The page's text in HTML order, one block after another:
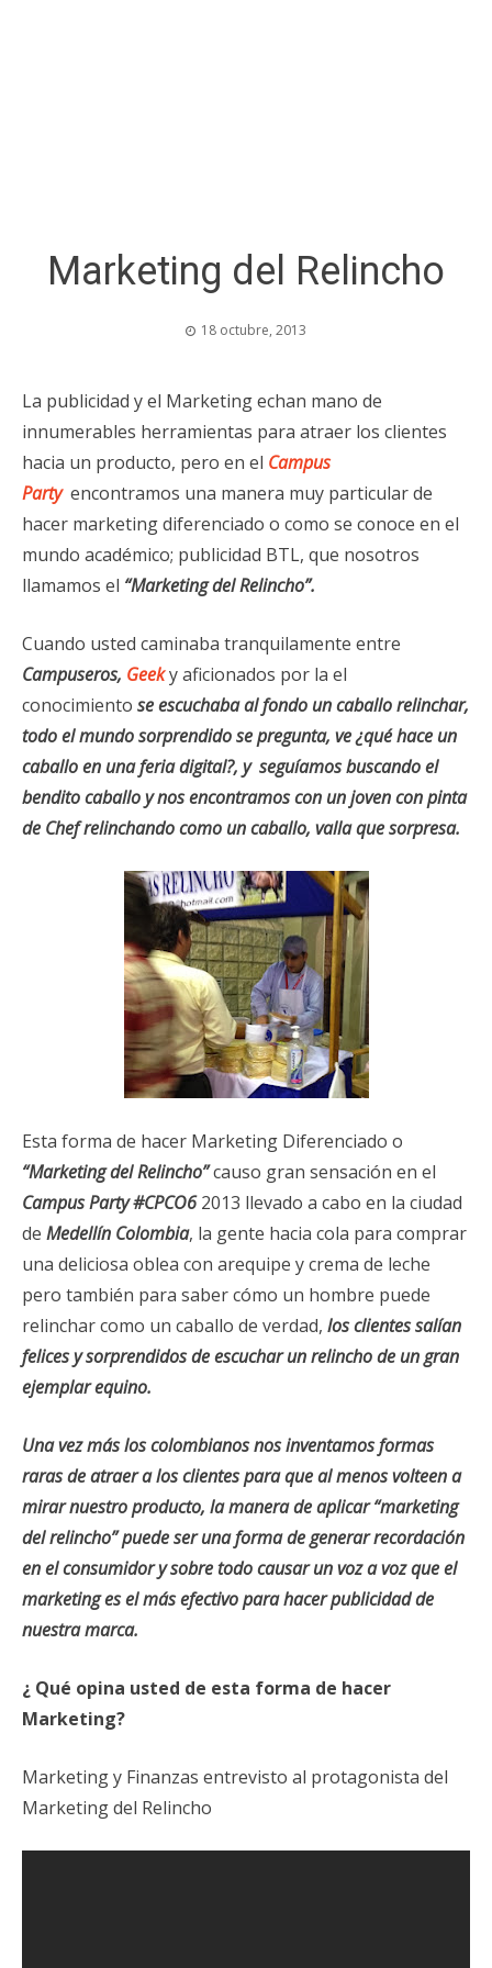
Marketing del Relincho
18 octubre, 2013
La publicidad y el Marketing echan mano de
innumerables herramientas para atraer los clientes
hacia un producto, pero en el Campus
Party encontramos una manera muy particular de
hacer marketing diferenciado o como se conoce en el
mundo académico; publicidad BTL, que nosotros
llamamos el “Marketing del Relincho”.
Cuando usted caminaba tranquilamente entre
Campuseros, Geeky aficionados por la el
conocimiento se escuchaba al fondo un caballo relinchar,
todo el mundo sorprendido se pregunta, ve ¿qué hace un
caballo en una feria digital?, y seguíamos buscando el
bendito caballo y nos encontramos con un joven con pinta
de Chef relinchando como un caballo, valla que sorpresa.
Esta forma de hacer Marketing Diferenciado o
“Marketing del Relincho”causo gran sensación en el
Campus Party #CPCO62013 llevado a cabo en la ciudad
de Medellín Colombia, la gente hacia cola para comprar
una deliciosa oblea con arequipe y crema de leche
pero también para saber cómo un hombre puede
relinchar como un caballo de verdad, los clientes salían
felices y sorprendidos de escuchar un relincho de un gran
ejemplar equino.
Una vez más los colombianos nos inventamos formas
raras de atraer a los clientes para que al menos volteen a
mirar nuestro producto, la manera de aplicar “marketing
del relincho” puede ser una forma de generar recordación
en el consumidor y sobre todo causar un voz a voz que el
marketing es el más efectivo para hacer publicidad de
nuestra marca.
¿ Qué opina usted de esta forma de hacer
Marketing?
Marketing y Finanzas entrevisto al protagonista del
Marketing del Relincho